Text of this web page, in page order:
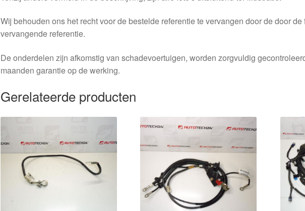
Wij behouden ons het recht voor de bestelde referentie te vervangen door de door
vervangende referentie.
De onderdelen zijn afkomstig van schadevoertuigen, worden zorgvuldig
maanden garantie op de werking.
Gerelateerde producten